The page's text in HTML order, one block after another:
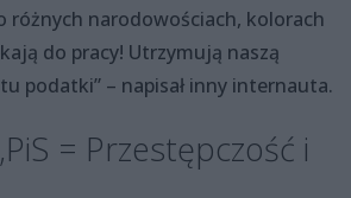
różnych narodowościach, kolorach
do pracy! Utrzymują naszą
podatki” – napisał inny internauta.
= Przestępczość i